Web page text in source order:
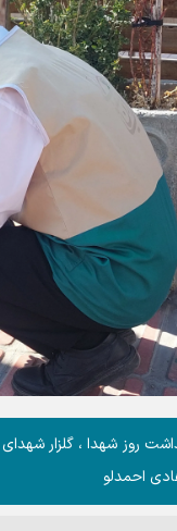
روز شهدا ، گلزار
احمدلو